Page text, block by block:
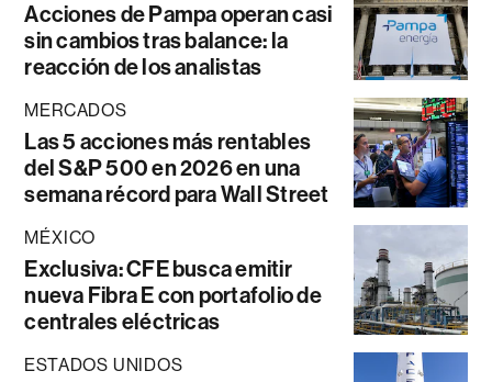
Acciones de Pampa operan casi
sin cambios tras balance: la
reacción de los analistas
MERCADOS
Las 5 acciones más rentables
del S&P 500 en 2026 en una
semana récord para Wall Street
MÉXICO
Exclusiva: CFE busca emitir
nueva Fibra E con portafolio de
centrales eléctricas
ESTADOS UNIDOS